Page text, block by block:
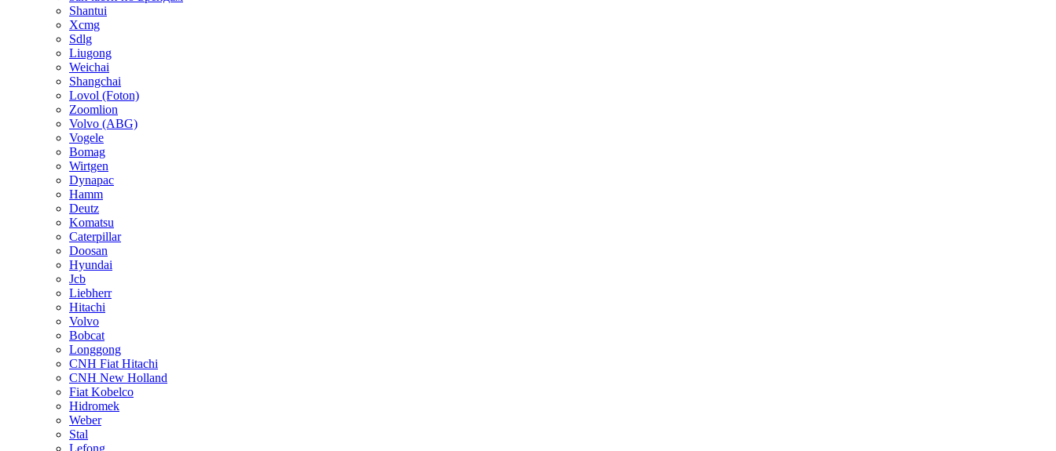
Shantui
Xcmg
Sdlg
Liugong
Weichai
Shangchai
Lovol (Foton)
Zoomlion
Volvo (ABG)
Vogele
Bomag
Wirtgen
Dynapac
Hamm
Deutz
Komatsu
Caterpillar
Doosan
Hyundai
Jcb
Liebherr
Hitachi
Volvo
Bobcat
Longgong
CNH Fiat Hitachi
CNH New Holland
Fiat Kobelco
Hidromek
Weber
Stal
Lefong